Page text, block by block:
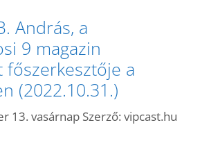
András, a
9 magazin
főszerkesztője a
(2022.10.31.)
13. vasárnap Szerző: vipcast.hu